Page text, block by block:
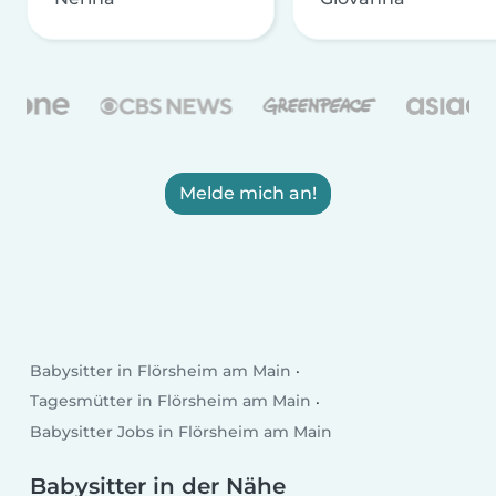
Melde mich an!
Babysitter in Flörsheim am Main
Tagesmütter in Flörsheim am Main
Babysitter Jobs in Flörsheim am Main
Babysitter in der Nähe